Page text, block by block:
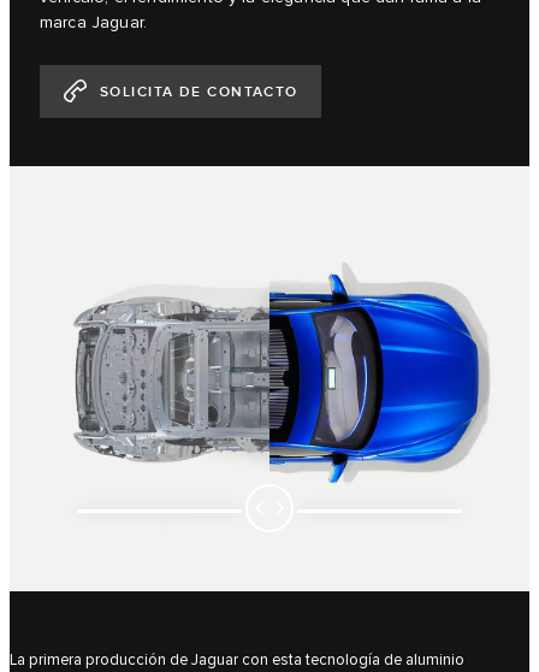
marca Jaguar.
SOLICITA DE CONTACTO
La primera producción de Jaguar con esta tecnología de aluminio